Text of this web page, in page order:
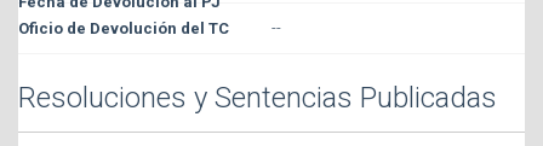
--
Resoluciones y Sentencias Publicadas